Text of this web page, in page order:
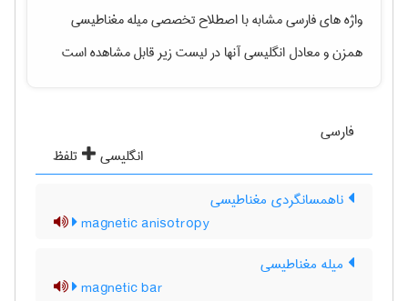
واژه های فارسی مشابه با اصطلاح تخصصیمیله مغناطیسی
همزنو معادل انگلیسی آنها در لیست زیر قابل مشاهده است
فارسی
انگلیسی
تلفظ
ناهمسانگردی مغناطیسی
magnetic anisotropy
میله مغناطیسی
magnetic bar